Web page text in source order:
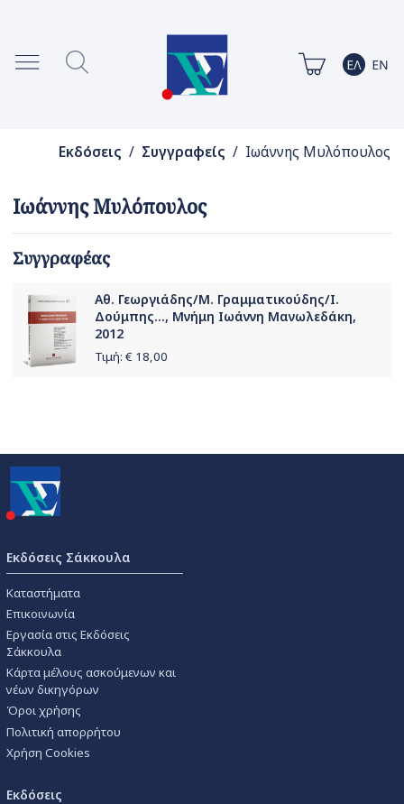
Εκδόσεις / Συγγραφείς / Ιωάννης Μυλόπουλος
Ιωάννης Μυλόπουλος
Συγγραφέας
Αθ. Γεωργιάδης/Μ. Γραμματικούδης/Ι.
Δούμπης..., Μνήμη Ιωάννη Μανωλεδάκη,
2012
Τιμή: € 18,00
Εκδόσεις Σάκκουλα
Καταστήματα
Επικοινωνία
Εργασία στις Εκδόσεις
Σάκκουλα
Κάρτα μέλους ασκούμενων και
νέων δικηγόρων
Όροι χρήσης
Πολιτική απορρήτου
Χρήση Cookies
Εκδόσεις